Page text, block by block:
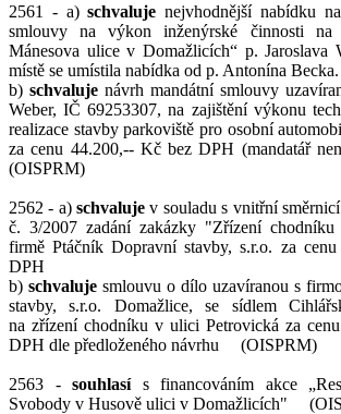
2561 - a)schvaluje nejvhodnější nabídku
smlouvy na výkon inženýrské činnosti na
Mánesova ulice v Domažlicích“ p. Jaroslava
místě se umístila nabídka od p. Antonína Becka.
b) schvaluje návrh mandátní smlouvy
Weber, IČ 69253307, na zajištění výkonu
realizace stavby parkoviště pro osobní
za cenu 44.200,-- Kč bez DPH (mandatář
(OISPRM)
2562 - a)schvalujev souladu s vnitřní
č. 3/2007 zadání zakázky "Zřízení
firmě Ptáčník Dopravní stavby, s.r.o. za
DPH
b) schvaluje smlouvu o dílo uzavíranou s
stavby, s.r.o. Domažlice, se sídlem
na zřízení chodníku v ulici Petrovická za
DPH dle předloženého návrhu (OISPRM)
2563 -souhlasí s financováním akce
Svobody v Husově ulici v Domažlicích"